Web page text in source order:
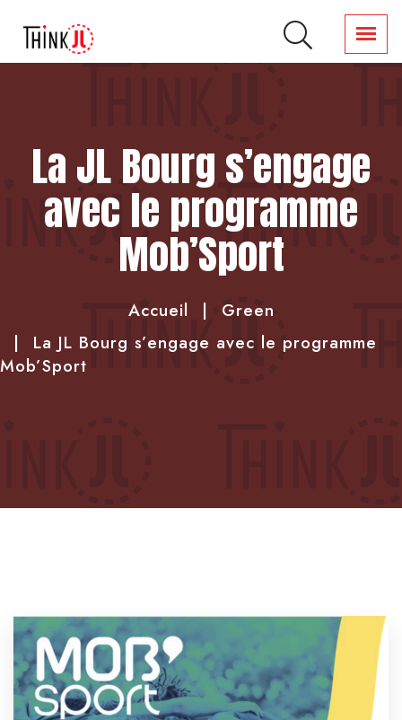
La JL Bourg s’engage
avec le programme
Mob’Sport
Accueil
Green
La JL Bourg s’engage avec le programme
Mob’Sport